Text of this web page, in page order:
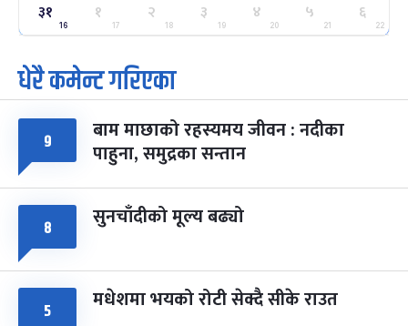
२५
मंगल
ग्याल्पो ल्होसार
फाल्गुन २५, २०८३ Mar 9, 2027
७ महिना बाँकी
७
आइत
पूर्णिमा व्रत
चैत्र ७, २०८३-Mar 21, 2027
८ फागुपूर्णिमा
चैत्र ८, २०८३-Mar 22, 2027
७ महिना बाँकी
३१
16
१
17
२
18
३
19
४
20
५
21
६
22
धेरै कमेन्ट गरिएका
९ बाम माछाको रहस्यमय जीवन : नदीका
पाहुना, समुद्रका सन्तान
८ सुनचाँदीको मूल्य बढ्यो
५ मधेशमा भयको रोटी सेक्दै सीके राउत